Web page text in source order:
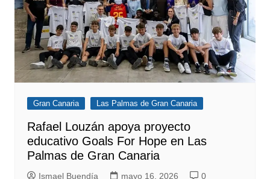
Gran Canaria Las Palmas de Gran Canaria
Rafael Louzán apoya proyecto
educativo Goals For Hope en Las
Palmas de Gran Canaria
Ismael Buendía mayo 16, 2026 0